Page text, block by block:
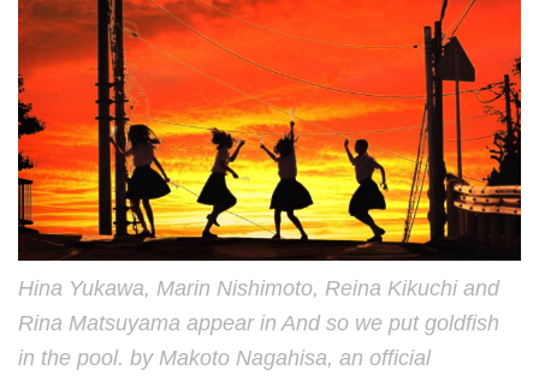
Hina Yukawa, Marin Nishimoto, Reina Kikuchi and
Rina Matsuyama appear in And so we put goldfish
in the pool. by Makoto Nagahisa, an official